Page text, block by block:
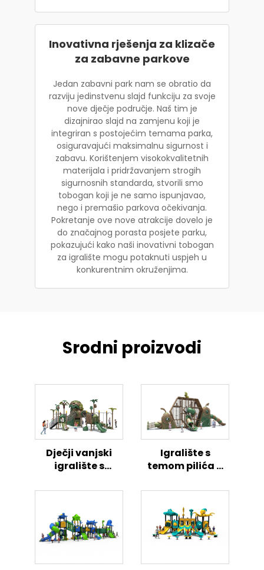
Inovativna rješenja za klizače
za zabavne parkove
Jedan zabavni park nam se obratio da
razviju jedinstvenu slajd funkciju za svoje
nove dječje područje. Naš tim je
dizajnirao slajd na zamjenu koji je
integriran s postojećim temama parka,
osiguravajući maksimalnu sigurnost i
zabavu. Korištenjem visokokvalitetnih
materijala i pridržavanjem strogih
sigurnosnih standarda, stvorili smo
tobogan koji je ne samo ispunjavao,
nego i premašio parkova očekivanja.
Pokretanje ove nove atrakcije dovelo je
do značajnog porasta posjete parku,
pokazujući kako naši inovativni tobogan
za igralište mogu potaknuti uspjeh u
konkurentnim okruženjima.
Srodni proizvodi
Dječji vanjski
igralište s
Igralište s
temom pilića –
aktivnosti za
djecu